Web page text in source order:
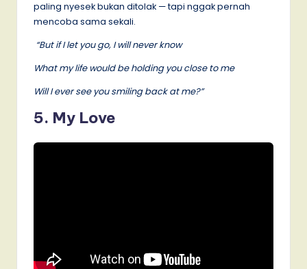
paling nyesek bukan ditolak — tapi nggak pernah
mencoba sama sekali.
“But if I let you go, I will never know
What my life would be holding you close to me
Will I ever see you smiling back at me?”
5. My Love